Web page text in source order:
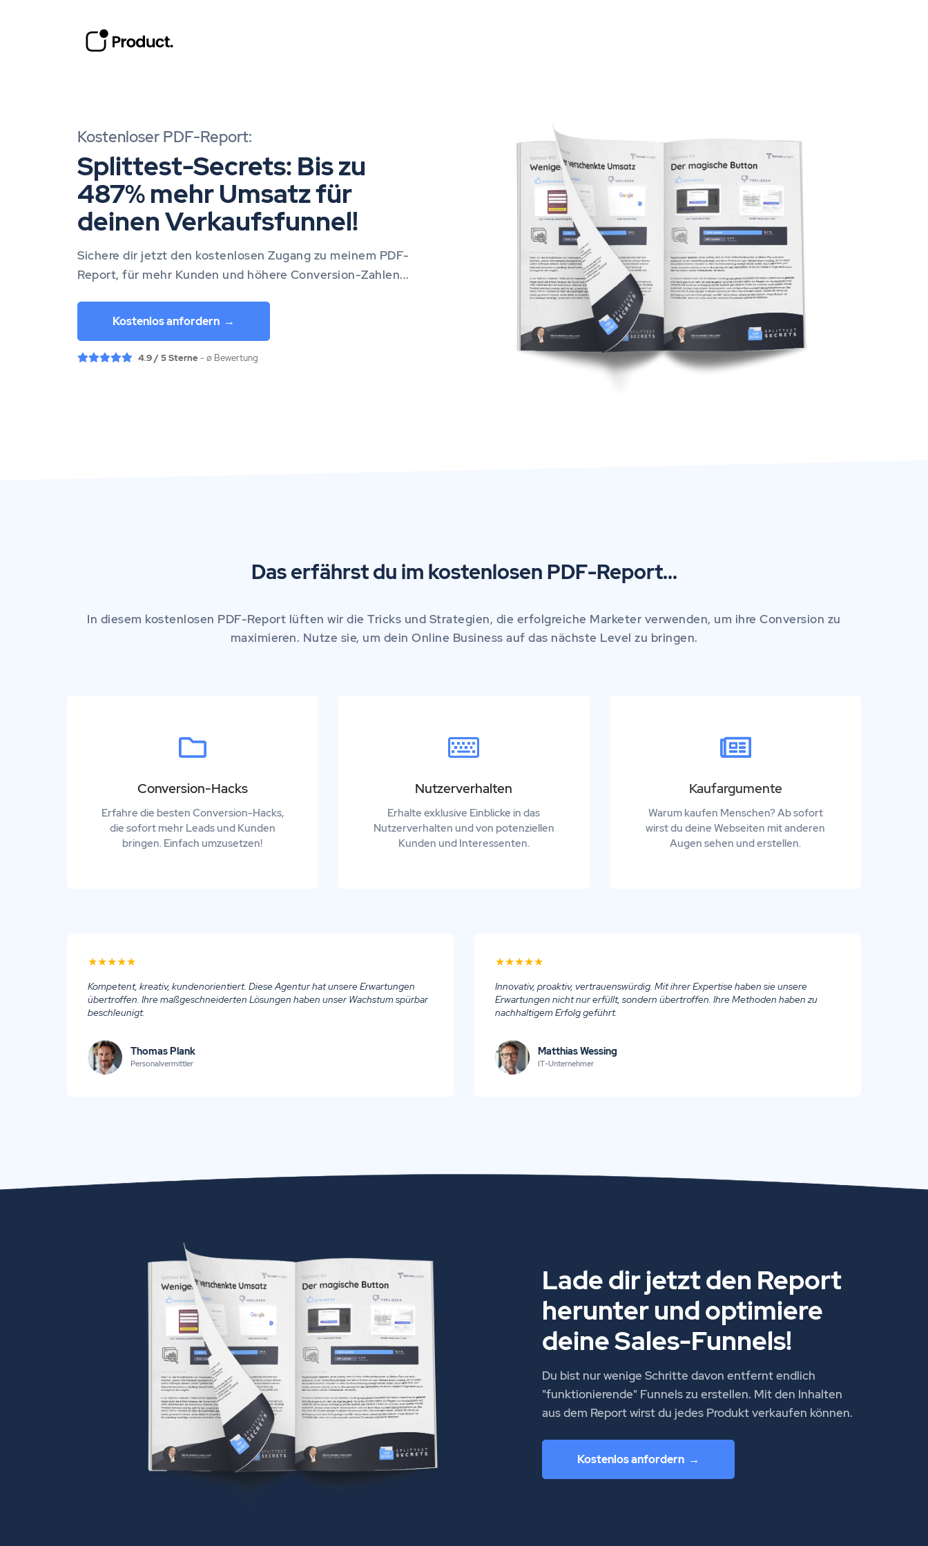
Kostenloser PDF-Report:
Splittest-Secrets: Bis zu
487% mehr Umsatz für
deinen Verkaufsfunnel!
Sichere dir jetzt den kostenlosen Zugang zu meinem PDF-
Report, für mehr Kunden und höhere Conversion-Zahlen...
Kostenlos anfordern  →
4.9 / 5 Sterne- ø Bewertung
Das erfährst du im kostenlosen PDF-Report...
In diesem kostenlosen PDF-Report lüften wir die Tricks und Strategien, die erfolgreiche Marketer verwenden, um ihre Conversion zu
maximieren. Nutze sie, um dein Online Business auf das nächste Level zu bringen.
Conversion-Hacks
Erfahre die besten Conversion-Hacks,
die sofort mehr Leads und Kunden
bringen. Einfach umzusetzen!
Nutzerverhalten
Erhalte exklusive Einblicke in das
Nutzerverhalten und von potenziellen
Kunden und Interessenten.
Kaufargumente
Warum kaufen Menschen? Ab sofort
wirst du deine Webseiten mit anderen
Augen sehen und erstellen.
★★★★★
Kompetent, kreativ, kundenorientiert. Diese Agentur hat unsere Erwartungen
übertroffen. Ihre maßgeschneiderten Lösungen haben unser Wachstum spürbar
beschleunigt.
Thomas Plank
Personalvermittler
★★★★★
Innovativ, proaktiv, vertrauenswürdig. Mit ihrer Expertise haben sie unsere
Erwartungen nicht nur erfüllt, sondern übertroffen. Ihre Methoden haben zu
nachhaltigem Erfolg geführt.
Matthias Wessing
IT-Unternehmer
Lade dir jetzt den Report
herunter und optimiere
deine Sales-Funnels!
Du bist nur wenige Schritte davon entfernt endlich
"funktionierende" Funnels zu erstellen. Mit den Inhalten
aus dem Report wirst du jedes Produkt verkaufen können.
Kostenlos anfordern  →